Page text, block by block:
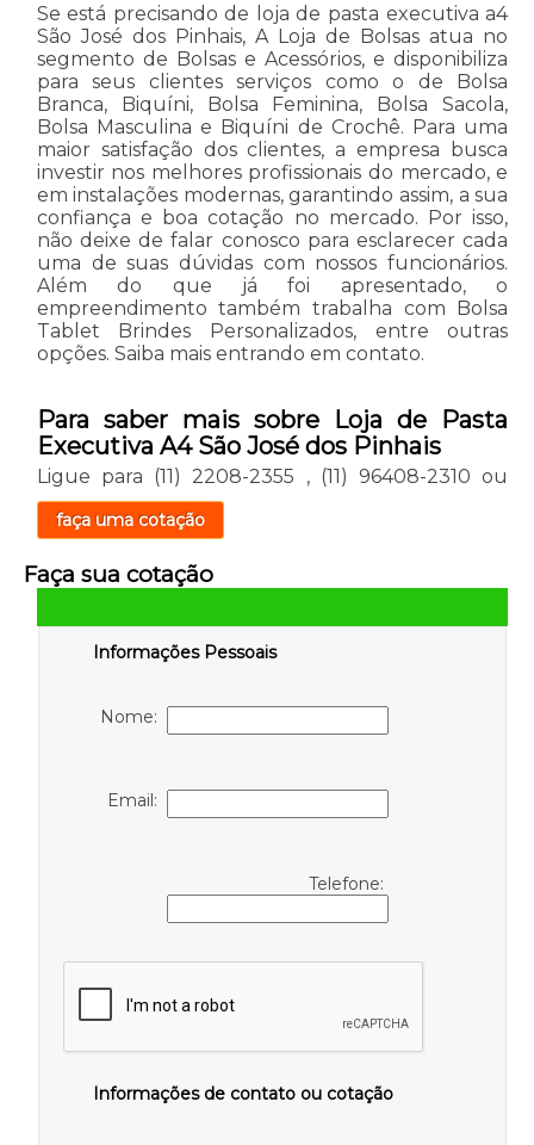
Se está precisando de loja de pasta executiva a4
São José dos Pinhais, A Loja de Bolsas atua no
segmento de Bolsas e Acessórios, e disponibiliza
para seus clientes serviços como o de Bolsa
Branca, Biquíni, Bolsa Feminina, Bolsa Sacola,
Bolsa Masculina e Biquíni de Crochê. Para uma
maior satisfação dos clientes, a empresa busca
investir nos melhores profissionais do mercado, e
em instalações modernas, garantindo assim, a sua
confiança e boa cotação no mercado. Por isso,
não deixe de falar conosco para esclarecer cada
uma de suas dúvidas com nossos funcionários.
Além do que já foi apresentado, o
empreendimento também trabalha com Bolsa
Tablet Brindes Personalizados, entre outras
opções. Saiba mais entrando em contato.
Para saber mais sobre Loja de Pasta
Executiva A4 São José dos Pinhais
Ligue para (11) 2208-2355 , (11) 96408-2310 ou
faça uma cotação
Faça sua cotação
Informações Pessoais
Nome:
Email:
Telefone:
Informações de contato ou cotação